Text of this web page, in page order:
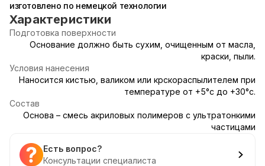
изготовлено по немецкой технологии
Характеристики
Подготовка поверхности
Основание должно быть сухим, очищенным от масла,
краски, пыли.
Условия нанесения
Наносится кистью, валиком или крскораспылителем при
температуре от +5°с до +30°с.
Состав
Основа – смесь акриловых полимеров с ультратонкими
частицами
Есть вопрос?
Консультации специалиста